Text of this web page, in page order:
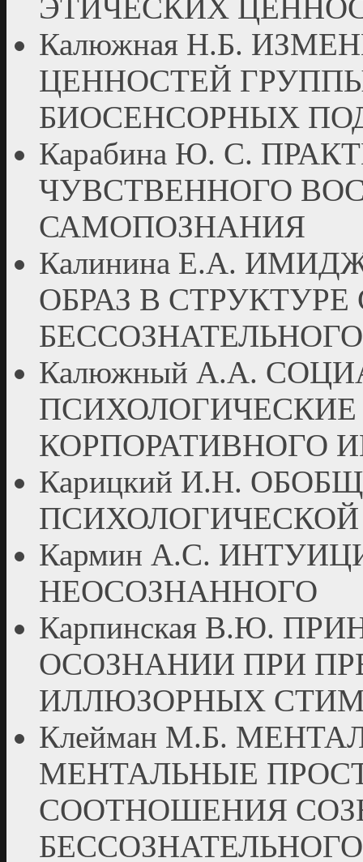
ЭТИЧЕСКИХ
Калюжная Н.Б.
ЦЕННОСТЕЙ
БИОСЕНСОРНЫХ
Карабина Ю. С.
ЧУВСТВЕННОГО
САМОПОЗНАНИЯ
Калинина Е.А.
ОБРАЗ В
БЕССОЗНАТЕЛЬНОГО
Калюжный А.А.
КОРПОРАТИВНОГО
Карицкий И.Н.
Кармин А.С.
НЕОСОЗНАННОГО
Карпинская В.Ю.
ОСОЗНАНИИ ПРИ
ИЛЛЮЗОРНЫХ
Клейман М.Б.
МЕНТАЛЬНЫЕ
СООТНОШЕНИЯ
БЕССОЗНАТЕЛЬНОГО